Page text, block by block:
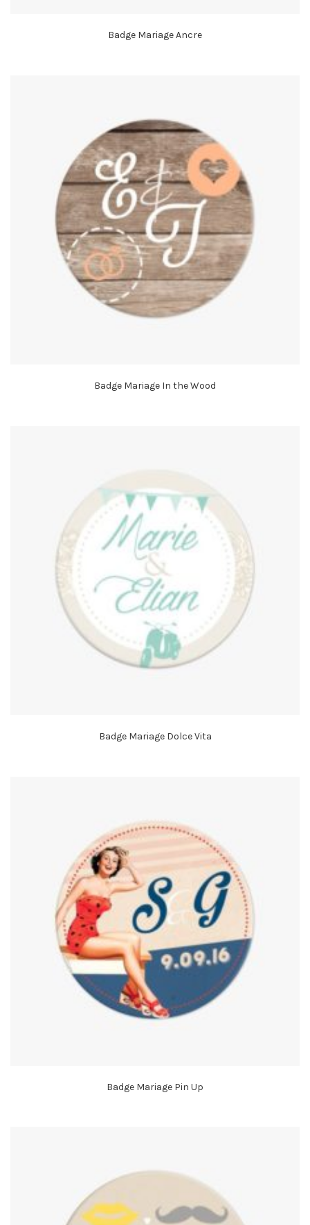
Badge Mariage Ancre
Badge Mariage In the Wood
Badge Mariage Dolce Vita
Badge Mariage Pin Up